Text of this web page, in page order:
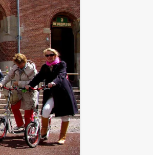
Als u
wij dit graag.
te
us for further
het minimale